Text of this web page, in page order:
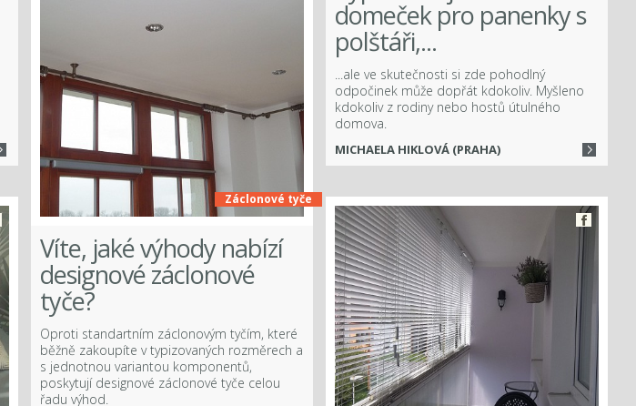
domeček pro panenky s
polštáři,...
...ale ve skutečnosti si zde pohodlný
odpočinek může dopřát kdokoliv. Myšleno
kdokoliv z rodiny nebo hostů útulného
domova.
MICHAELA HIKLOVÁ (PRAHA)
Záclonové tyče
Víte, jaké výhody nabízí
designové záclonové
tyče?
Oproti standartním záclonovým tyčím, které
běžně zakoupíte v typizovaných rozměrech a
s jednotnou variantou komponentů,
poskytují designové záclonové tyče celou
řadu výhod.